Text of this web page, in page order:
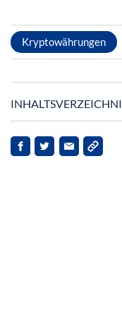
Kryptowährungen
Markterholung